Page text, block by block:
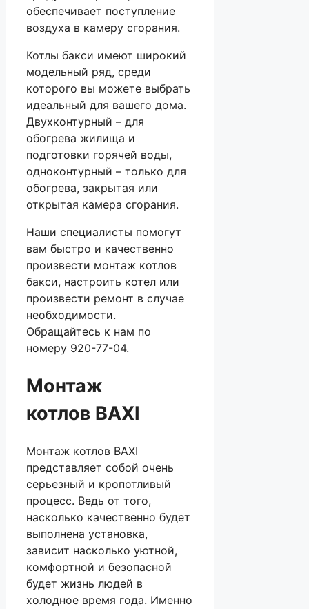
обеспечивает поступление
воздуха в камеру сгорания.
Котлы бакси имеют широкий
модельный ряд, среди
которого вы можете выбрать
идеальный для вашего дома.
Двухконтурный – для
обогрева жилища и
подготовки горячей воды,
одноконтурный – только для
обогрева, закрытая или
открытая камера сгорания.
Наши специалисты помогут
вам быстро и качественно
произвести монтаж котлов
бакси, настроить котел или
произвести ремонт в случае
необходимости.
Обращайтесь к нам по
номеру 920-77-04.
Монтаж
котлов BAXI
Монтаж котлов BAXI
представляет собой очень
серьезный и кропотливый
процесс. Ведь от того,
насколько качественно будет
выполнена установка,
зависит насколько уютной,
комфортной и безопасной
будет жизнь людей в
холодное время года. Именно